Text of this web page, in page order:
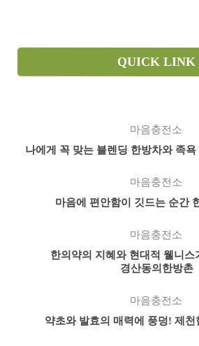
QUICK LINK
마음충전소
나에게 꼭 맞는 블렌딩 한방차와 족욕
마음충전소
마음에 편안함이 깃드는 순간
마음충전소
한의약의 지혜와 현대적 웰니스
경산동의한방촌
마음충전소
약초와 발효의 매력에 풍덩! 제천